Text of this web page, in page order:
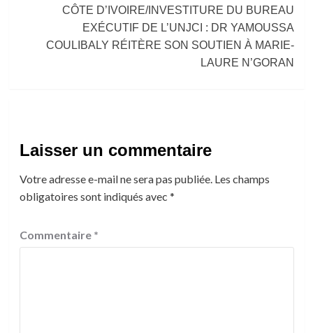
CÔTE D’IVOIRE/INVESTITURE DU BUREAU
EXÉCUTIF DE L’UNJCI : DR YAMOUSSA
COULIBALY RÉITÈRE SON SOUTIEN À MARIE-
LAURE N’GORAN
Laisser un commentaire
Votre adresse e-mail ne sera pas publiée. Les champs
obligatoires sont indiqués avec *
Commentaire *